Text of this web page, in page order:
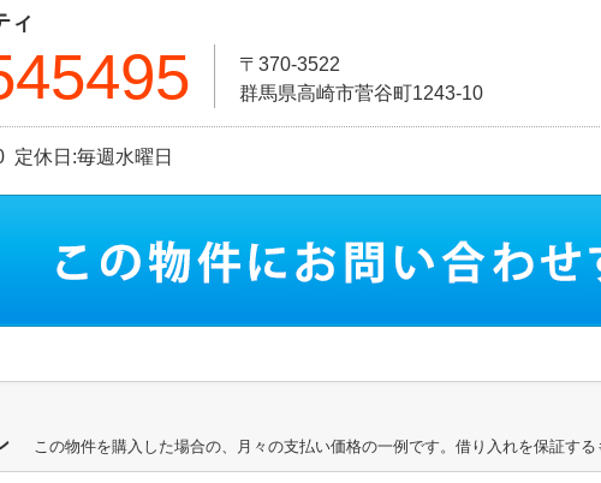
ィ
〒370-3522
群馬県高崎市菅谷町1243-10
定休日:毎週水曜日
この物件を購入した場合の、月々の支払い価格の一例です。借り入れを保証す